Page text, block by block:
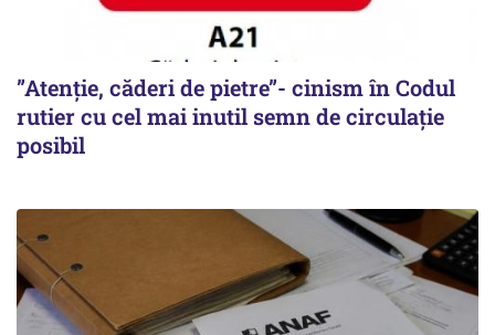
”Atenție, căderi de pietre”- cinism în Codul
rutier cu cel mai inutil semn de circulație
posibil